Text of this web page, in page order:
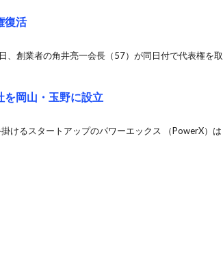
復活
創業者の角井亮一会長（57）が同日付で代表権を取
岡山・玉野に設立
けるスタートアップのパワーエックス （PowerX）は